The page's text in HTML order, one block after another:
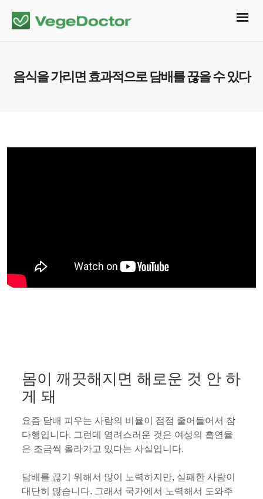
음식을 가리면 효과적으로 담배를 끊을 수 있다
몸이 깨끗해지면 해로운 것 안 하
게 돼
요즘 담배 피우는 사람의 비율이 점점 줄어들어서 참
다행입니다. 그런데 염려스러운 것은 여성의 흡연율
은 조금씩 올라가고 있다는 사실입니다.
담배를 끊기 위해서 많이 노력하지만, 실패한 사람이
대단히 많습니다. 그래서 국가에서 노력해서 도와주